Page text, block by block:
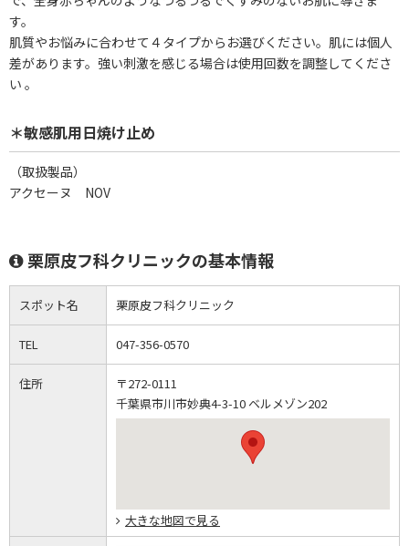
す。
肌質やお悩みに合わせて４タイプからお選びください。肌には個人
差があります。強い刺激を感じる場合は使用回数を調整してくださ
い 。
＊敏感肌用日焼け止め
（取扱製品）
アクセーヌ NOV
栗原皮フ科クリニックの基本情報
スポット名 栗原皮フ科クリニック
TEL 047-356-0570
住所
〒272-0111
千葉県市川市妙典4-3-10 ベルメゾン202
大きな地図で見る